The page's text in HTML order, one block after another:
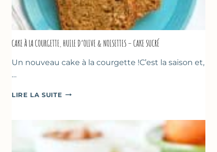
CAKE À LA COURGETTE, HUILE D’OLIVE & NOISETTES – CAKE SUCRÉ
Un nouveau cake à la courgette !C’est la saison et,
…
LIRE LA SUITE CAKE
COURGETTE,
HUILE
D’OLIVE